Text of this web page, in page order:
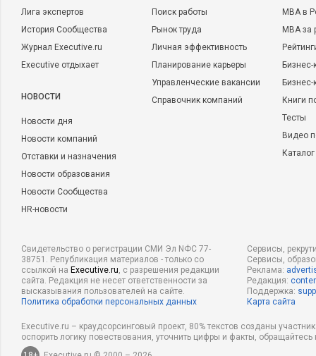
Лига экспертов
История Сообщества
Журнал Executive.ru
Executive отдыхает
НОВОСТИ
Новости дня
Новости компаний
Отставки и назначения
Новости образования
Новости Сообщества
HR-новости
Поиск работы
Рынок труда
Личная эффективность
Планирование карьеры
Управленческие вакансии
Справочник компаний
MBA в
MBA
Бизнес-
Книги
Тесты
Видео
Свидетельство о регистрации СМИ Эл NФС 77-
38751. Републикация материалов - только со
ссылкой на Executive.ru, с разрешения редакции
сайта. Редакция не несет ответственности за
высказывания пользователей на сайте.
Политика обработки персональных данных
Сервисы,
Сервисы,
Реклама:
Редакция:
Поддержка:
Карта сайта
Executive.ru – краудсорсинговый проект, 80% текстов созданы
оспорить логику повествования, уточнить цифры и факты,